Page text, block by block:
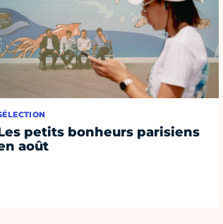
petits bonheurs parisiens
août